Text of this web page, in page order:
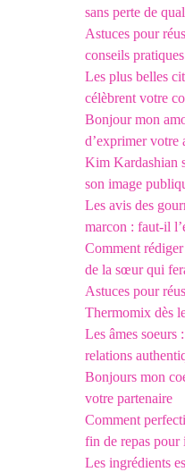
sans perte de
Astuces pour
conseils pratiques
Les plus belles
célèbrent votre
Bonjour mon
d’exprimer votre
Kim Kardashian
son image
Les avis des
marcon : faut-il
Comment
de la sœur qui
Astuces pour
Thermomix dès
Les âmes
relations
Bonjours mon
votre partenaire
Comment
fin de repas pour
Les ingrédients